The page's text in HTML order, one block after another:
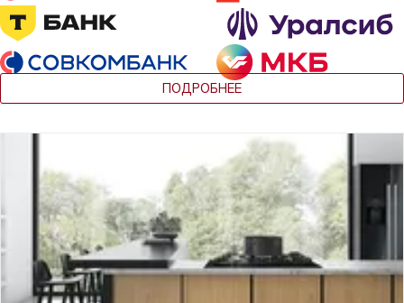
ПОДРОБНЕЕ